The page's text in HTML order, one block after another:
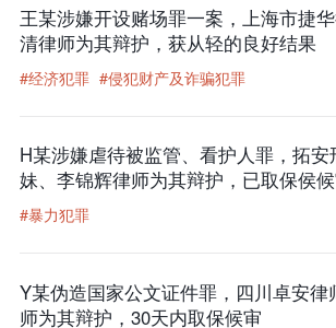
王某涉嫌开设赌场罪一案，上海市捷
清律师为其辩护，获从轻的良好结果
#经济犯罪 #侵犯财产及诈骗犯罪
H某涉嫌虐待被监管、看护人罪，拓安
妹、李锦辉律师为其辩护，已取保侯
#暴力犯罪
Y某伪造国家公文证件罪，四川卓安
师为其辩护，30天内取保候审